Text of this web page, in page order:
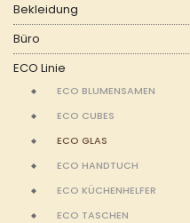
Bekleidung
Büro
ECO Linie
ECO BLUMENSAMEN
ECO CUBES
ECO GLAS
ECO HANDTUCH
ECO KÜCHENHELFER
ECO TASCHEN